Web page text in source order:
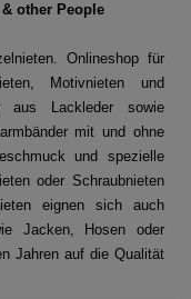
other People
Onlineshop für
Motivnieten und
aus Lackleder sowie
mit und ohne
und spezielle
oder Schraubnieten
eignen sich auch
Jacken, Hosen oder
Jahren auf die Qualität